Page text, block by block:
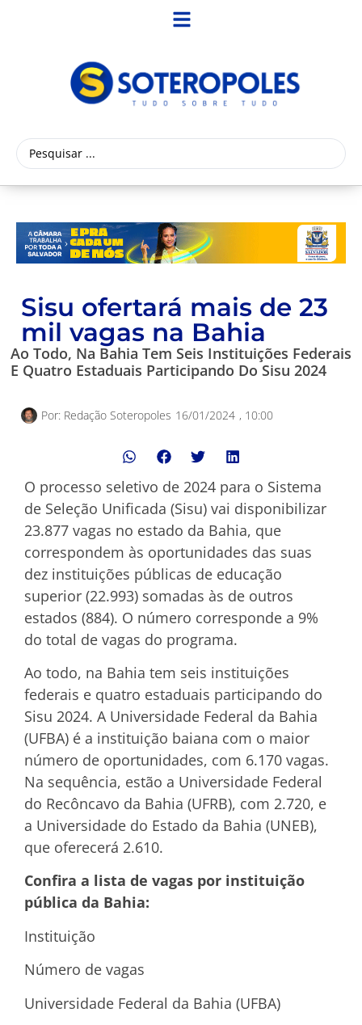
Sisu ofertará mais de 23
mil vagas na Bahia
Ao Todo, Na Bahia Tem Seis Instituições Federais
E Quatro Estaduais Participando Do Sisu 2024
Por: Redação Soteropoles 16/01/2024 , 10:00
O processo seletivo de 2024 para o Sistema
de Seleção Unificada (Sisu) vai disponibilizar
23.877 vagas no estado da Bahia, que
correspondem às oportunidades das suas
dez instituições públicas de educação
superior (22.993) somadas às de outros
estados (884). O número corresponde a 9%
do total de vagas do programa.
Ao todo, na Bahia tem seis instituições
federais e quatro estaduais participando do
Sisu 2024. A Universidade Federal da Bahia
(UFBA) é a instituição baiana com o maior
número de oportunidades, com 6.170 vagas.
Na sequência, estão a Universidade Federal
do Recôncavo da Bahia (UFRB), com 2.720, e
a Universidade do Estado da Bahia (UNEB),
que oferecerá 2.610.
Confira a lista de vagas por instituição
pública da Bahia:
Instituição
Número de vagas
Universidade Federal da Bahia (UFBA)